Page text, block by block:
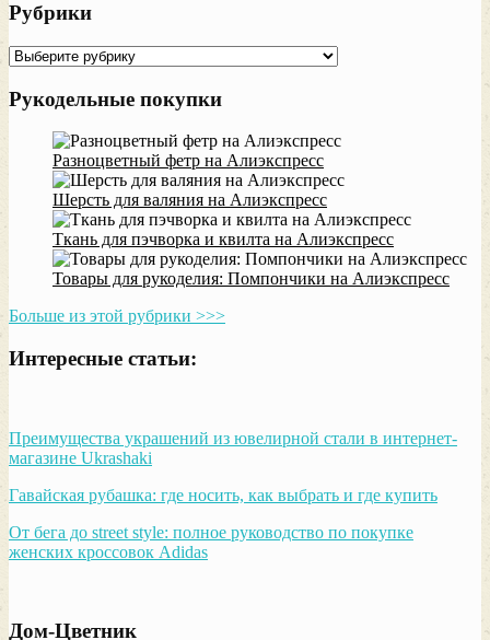
Рубрики
Рубрики
Рукодельные покупки
Разноцветный фетр на Алиэкспресс
Шерсть для валяния на Алиэкспресс
Ткань для пэчворка и квилта на Алиэкспресс
Товары для рукоделия: Помпончики на Алиэкспресс
Больше из этой рубрики >>>
Интересные статьи:
Преимущества украшений из ювелирной стали в интернет-
магазине Ukrashaki
Гавайская рубашка: где носить, как выбрать и где купить
От бега до street style: полное руководство по покупке
женских кроссовок Adidas
Дом-Цветник